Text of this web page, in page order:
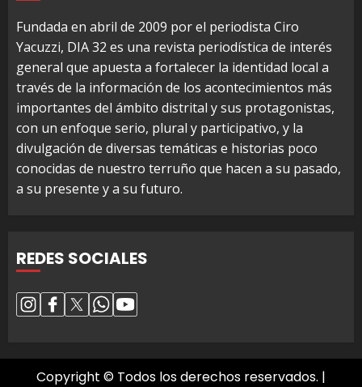
Fundada en abril de 2009 por el periodista Ciro
Yacuzzi, DIA 32 es una revista periodística de interés
general que apuesta a fortalecer la identidad local a
través de la información de los acontecimientos más
importantes del ámbito distrital y sus protagonistas,
con un enfoque serio, plural y participativo, y la
divulgación de diversas temáticas e historias poco
conocidas de nuestro terruño que hacen a su pasado,
a su presente y a su futuro.
REDES SOCIALES
Copyright © Todos los derechos reservados. |